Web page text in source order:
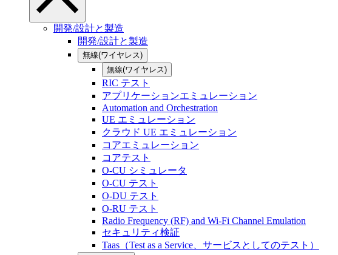
開発/設計と製造
開発/設計と製造
無線(ワイヤレス)
無線(ワイヤレス)
RIC テスト
アプリケーションエミュレーション
Automation and Orchestration
UE エミュレーション
クラウド UE エミュレーション
コアエミュレーション
コアテスト
O-CU シミュレータ
O-CU テスト
O-DU テスト
O-RU テスト
Radio Frequency (RF) and Wi-Fi Channel Emulation
セキュリティ検証
Taas（Test as a Service、サービスとしてのテスト）